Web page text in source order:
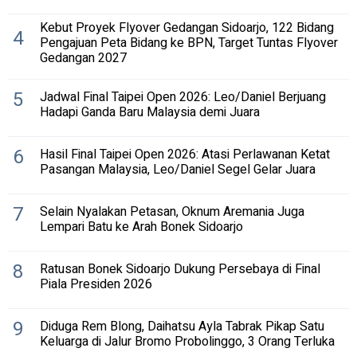
4 Kebut Proyek Flyover Gedangan Sidoarjo, 122 Bidang
Pengajuan Peta Bidang ke BPN, Target Tuntas Flyover
Gedangan 2027
5 Jadwal Final Taipei Open 2026: Leo/Daniel Berjuang
Hadapi Ganda Baru Malaysia demi Juara
6 Hasil Final Taipei Open 2026: Atasi Perlawanan Ketat
Pasangan Malaysia, Leo/Daniel Segel Gelar Juara
7 Selain Nyalakan Petasan, Oknum Aremania Juga
Lempari Batu ke Arah Bonek Sidoarjo
8 Ratusan Bonek Sidoarjo Dukung Persebaya di Final
Piala Presiden 2026
9 Diduga Rem Blong, Daihatsu Ayla Tabrak Pikap Satu
Keluarga di Jalur Bromo Probolinggo, 3 Orang Terluka